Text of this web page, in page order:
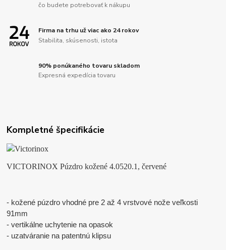
čo budete potrebovať k nákupu
Firma na trhu už viac ako 24 rokov
Stabilita, skúsenosti, istota
90% ponúkaného tovaru skladom
Expresná expedícia tovaru
Kompletné špecifikácie
VICTORINOX Púzdro kožené 4.0520.1, červené
- kožené púzdro vhodné pre 2 až 4 vrstvové nože veľkosti
91mm
- vertikálne uchytenie na opasok
- uzatváranie na patentnú klipsu